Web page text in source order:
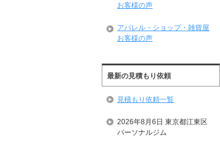
お客様の声
アパレル・ショップ・雑貨屋
お客様の声
最新の見積もり依頼
見積もり依頼一覧
2026年8月6日 東京都江東区
パーソナルジム